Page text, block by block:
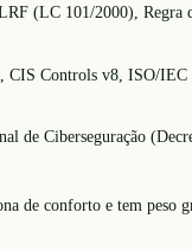
(LC 101/2000), Regra
Controls v8, ISO/
Ciberseguração
conforto e tem peso